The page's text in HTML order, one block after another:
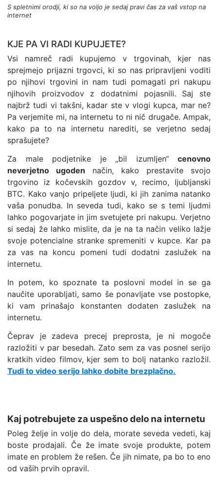
S spletnimi orodji, ki so na voljo je sedaj pravi čas za vaš vstop na
internet
KJE PA VI RADI KUPUJETE?
Vsi namreč radi kupujemo v trgovinah, kjer nas
sprejmejo prijazni trgovci, ki so nas pripravljeni voditi
po njihovi trgovini in nam tudi pomagati pri nakupu
njihovih proizvodov z dodatnimi pojasnili. Saj ste
najbrž tudi vi takšni, kadar ste v vlogi kupca, mar ne?
Pa verjemite mi, na internetu to ni nič drugače. Ampak,
kako pa to na internetu narediti, se verjetno sedaj
sprašujete?
Za male podjetnike je „bil izumljen“ cenovno
neverjetno ugoden način, kako prestavite svojo
trgovino iz kočevskih gozdov v, recimo, ljubljanski
BTC. Kako vanjo pripeljete ljudi, ki jih zanima natanko
vaša ponudba. In seveda tudi, kako se s temi ljudmi
lahko pogovarjate in jim svetujete pri nakupu. Verjetno
si sedaj že lahko mislite, da je na ta način veliko lažje
svoje potencialne stranke spremeniti v kupce. Kar pa
za vas na koncu pomeni tudi dodatni zaslužek na
internetu.
In potem, ko spoznate ta poslovni model in se ga
naučite uporabljati, samo še ponavljate vse postopke,
ki vam prinašajo konstanten dodaten zaslužek na
internetu.
Čeprav je zadeva precej preprosta, je ni mogoče
razložiti v par besedah. Zato sem za vas posnel serijo
kratkih video filmov, kjer sem to bolj natanko razložil.
Tudi to video serijo lahko dobite brezplačno.
Kaj potrebujete za uspešno delo na internetu
Poleg želje in volje do dela, morate seveda vedeti, kaj
boste prodajali. Če že imate svoje produkte, potem
imate en problem že rešen. Če jih nimate, pa bo to eno
od vaših prvih opravil.